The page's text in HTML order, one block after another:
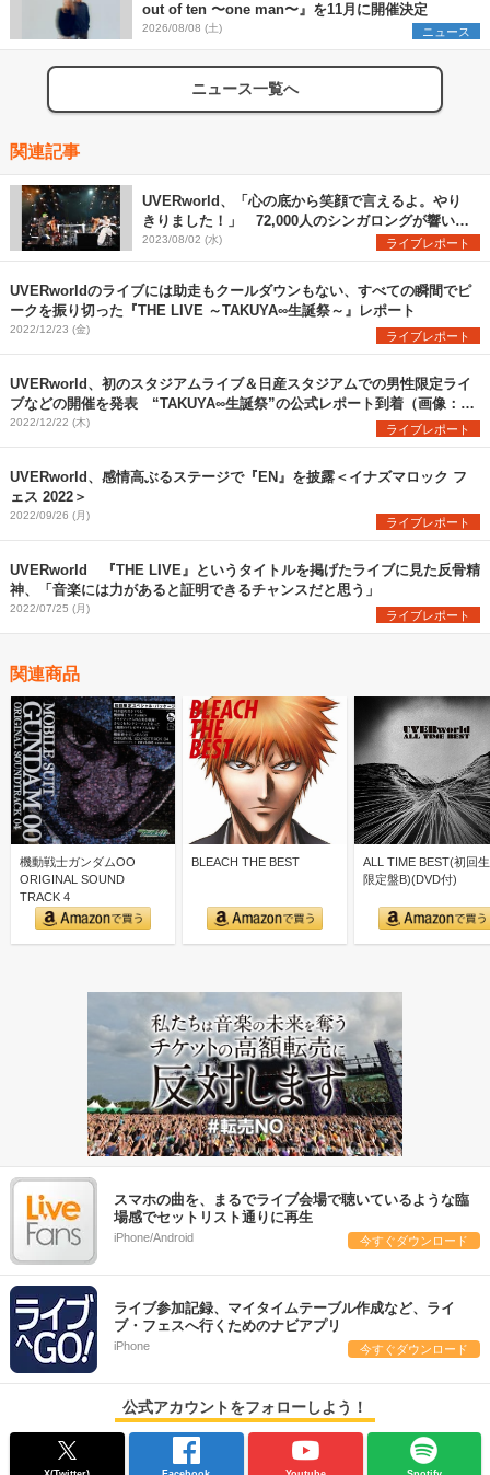
out of ten 〜one man〜』を11月に開催決定
2026/08/08 (土) ニュース
ニュース一覧へ
関連記事
UVERworld、「心の底から笑顔で言えるよ。やり
きりました！」 72,000人のシンガロングが響いた
日産スタジアム初日公演をレポート
2023/08/02 (水) ライブレポート
UVERworldのライブには助走もクールダウンもない、すべての瞬間でピ
ークを振り切った『THE LIVE ～TAKUYA∞生誕祭～』レポート
2022/12/23 (金) ライブレポート
UVERworld、初のスタジアムライブ＆日産スタジアムでの男性限定ライ
ブなどの開催を発表 “TAKUYA∞生誕祭”の公式レポート到着（画像：全
13枚）
2022/12/22 (木) ライブレポート
UVERworld、感情高ぶるステージで『EN』を披露＜イナズマロック フ
ェス 2022＞
2022/09/26 (月) ライブレポート
UVERworld 『THE LIVE』というタイトルを掲げたライブに見た反骨精
神、「音楽には力があると証明できるチャンスだと思う」
2022/07/25 (月) ライブレポート
関連商品
機動戦士ガンダムOO
ORIGINAL SOUND
TRACK 4
BLEACH THE BEST
ALL TIME BEST(初回
限定盤B)(DVD付)
スマホの曲を、まるでライブ会場で聴いているような臨
場感でセットリスト通りに再生
iPhone/Android 今すぐダウンロード
ライブ参加記録、マイタイムテーブル作成など、ライ
ブ・フェスへ行くためのナビアプリ
iPhone 今すぐダウンロード
公式アカウントをフォローしよう！